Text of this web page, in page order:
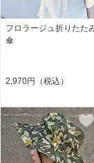
フロラージュ折りたた
傘
2,970円（税込）